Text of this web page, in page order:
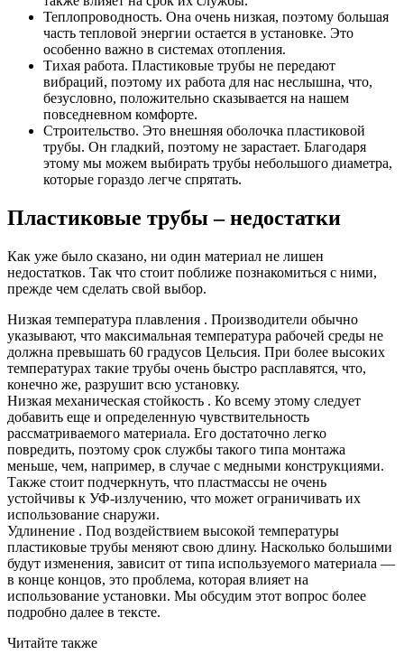
Теплопроводность. Она очень низкая, поэтому большая
часть тепловой энергии остается в установке. Это
особенно важно в системах отопления.
Тихая работа. Пластиковые трубы не передают
вибраций, поэтому их работа для нас неслышна, что,
безусловно, положительно сказывается на нашем
повседневном комфорте.
Строительство. Это внешняя оболочка пластиковой
трубы. Он гладкий, поэтому не зарастает. Благодаря
этому мы можем выбирать трубы небольшого диаметра,
которые гораздо легче спрятать.
Пластиковые трубы – недостатки
Как уже было сказано, ни один материал не лишен
недостатков. Так что стоит поближе познакомиться с ними,
прежде чем сделать свой выбор.
Низкая температура плавления . Производители обычно
указывают, что максимальная температура рабочей среды не
должна превышать 60 градусов Цельсия. При более высоких
температурах такие трубы очень быстро расплавятся, что,
конечно же, разрушит всю установку.
Низкая механическая стойкость . Ко всему этому следует
добавить еще и определенную чувствительность
рассматриваемого материала. Его достаточно легко
повредить, поэтому срок службы такого типа монтажа
меньше, чем, например, в случае с медными конструкциями.
Также стоит подчеркнуть, что пластмассы не очень
устойчивы к УФ-излучению, что может ограничивать их
использование снаружи.
Удлинение . Под воздействием высокой температуры
пластиковые трубы меняют свою длину. Насколько большими
будут изменения, зависит от типа используемого материала —
в конце концов, это проблема, которая влияет на
использование установки. Мы обсудим этот вопрос более
подробно далее в тексте.
Читайте также